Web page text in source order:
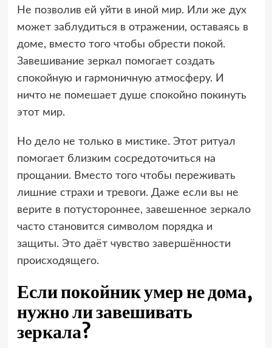
Не позволив ей уйти в иной мир. Или же дух
может заблудиться в отражении, оставаясь в
доме, вместо того чтобы обрести покой.
Завешивание зеркал помогает создать
спокойную и гармоничную атмосферу. И
ничто не помешает душе спокойно покинуть
этот мир.
Но дело не только в мистике. Этот ритуал
помогает близким сосредоточиться на
прощании. Вместо того чтобы переживать
лишние страхи и тревоги. Даже если вы не
верите в потустороннее, завешенное зеркало
часто становится символом порядка и
защиты. Это даёт чувство завершённости
происходящего.
Если покойник умер не дома,
нужно ли завешивать
зеркала?